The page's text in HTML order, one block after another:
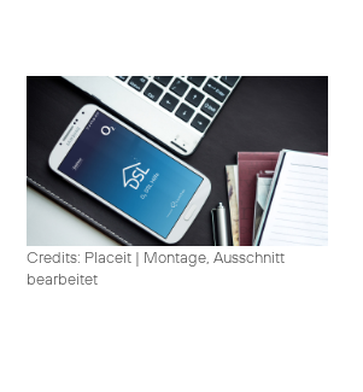
Credits: Placeit | Montage, Ausschnitt
bearbeitet